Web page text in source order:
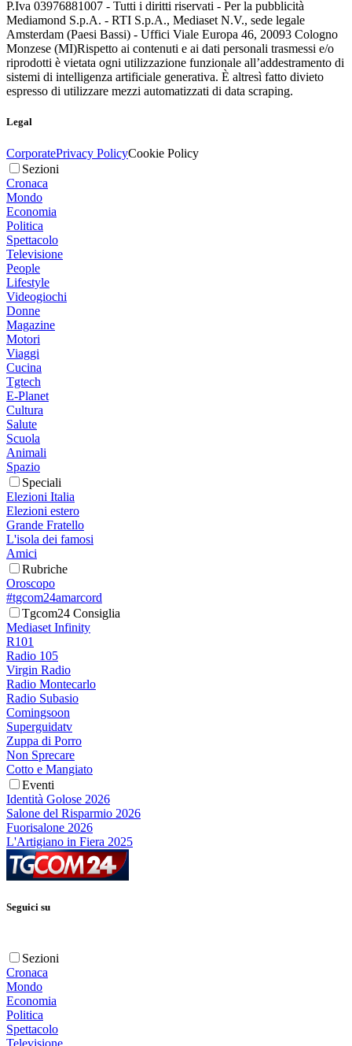
P.Iva 03976881007 - Tutti i diritti riservati - Per la pubblicità
Mediamond S.p.A. - RTI S.p.A., Mediaset N.V., sede legale
Amsterdam (Paesi Bassi) - Uffici Viale Europa 46, 20093 Cologno
Monzese (MI)Rispetto ai contenuti e ai dati personali trasmessi e/o
riprodotti è vietata ogni utilizzazione funzionale all’addestramento di
sistemi di intelligenza artificiale generativa. È altresì fatto divieto
espresso di utilizzare mezzi automatizzati di data scraping.
Legal
CorporatePrivacy PolicyCookie Policy
Sezioni
Cronaca
Mondo
Economia
Politica
Spettacolo
Televisione
People
Lifestyle
Videogiochi
Donne
Magazine
Motori
Viaggi
Cucina
Tgtech
E-Planet
Cultura
Salute
Scuola
Animali
Spazio
Speciali
Elezioni Italia
Elezioni estero
Grande Fratello
L'isola dei famosi
Amici
Rubriche
Oroscopo
#tgcom24amarcord
Tgcom24 Consiglia
Mediaset Infinity
R101
Radio 105
Virgin Radio
Radio Montecarlo
Radio Subasio
Comingsoon
Superguidatv
Zuppa di Porro
Non Sprecare
Cotto e Mangiato
Eventi
Identità Golose 2026
Salone del Risparmio 2026
Fuorisalone 2026
L'Artigiano in Fiera 2025
Seguici su
Sezioni
Cronaca
Mondo
Economia
Politica
Spettacolo
Televisione